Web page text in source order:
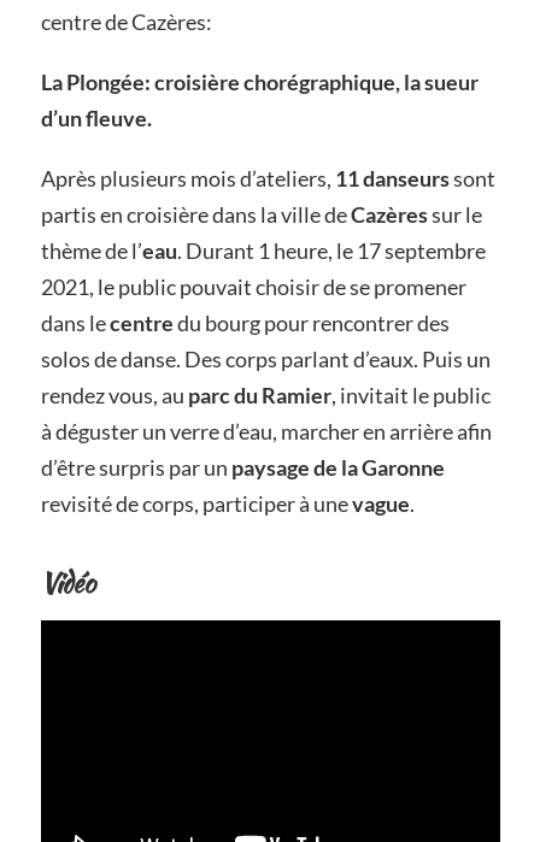
centre de Cazères:
La Plongée: croisière chorégraphique, la sueur
d’un fleuve.
Après plusieurs mois d’ateliers, 11 danseurssont
partis en croisière dans la ville deCazèressur le
thème de l’eau. Durant 1 heure, le 17 septembre
2021, le public pouvait choisir de se promener
dans lecentredu bourg pour rencontrer des
solos de danse. Des corps parlant d’eaux. Puis un
rendez vous, au parc du Ramier, invitait le public
à déguster un verre d’eau, marcher en arrière afin
d’être surpris par un paysage de la Garonne
revisité de corps, participer à unevague.
Vidéo